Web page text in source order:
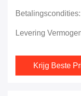
Betalingscondities:
Levering
Krijg Beste